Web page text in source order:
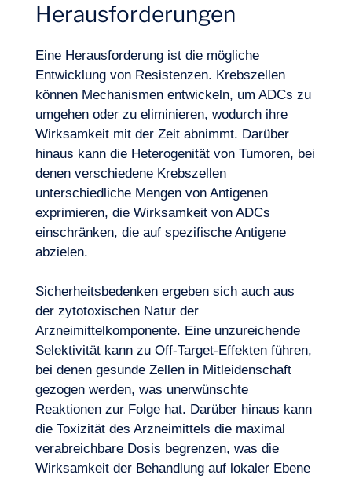
Herausforderungen
Eine Herausforderung ist die mögliche
Entwicklung von Resistenzen. Krebszellen
können Mechanismen entwickeln, um ADCs zu
umgehen oder zu eliminieren, wodurch ihre
Wirksamkeit mit der Zeit abnimmt. Darüber
hinaus kann die Heterogenität von Tumoren, bei
denen verschiedene Krebszellen
unterschiedliche Mengen von Antigenen
exprimieren, die Wirksamkeit von ADCs
einschränken, die auf spezifische Antigene
abzielen.
Sicherheitsbedenken ergeben sich auch aus
der zytotoxischen Natur der
Arzneimittelkomponente. Eine unzureichende
Selektivität kann zu Off-Target-Effekten führen,
bei denen gesunde Zellen in Mitleidenschaft
gezogen werden, was unerwünschte
Reaktionen zur Folge hat. Darüber hinaus kann
die Toxizität des Arzneimittels die maximal
verabreichbare Dosis begrenzen, was die
Wirksamkeit der Behandlung auf lokaler Ebene